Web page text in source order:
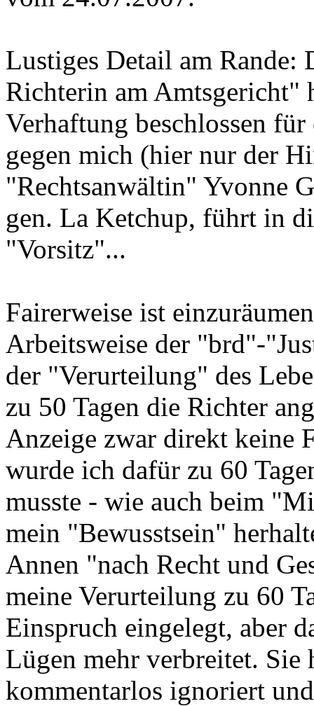
Lustiges Detail am
Richterin am Amtsgericht"
Verhaftung beschlossen für
gegen mich (hier nur der
"Rechtsanwältin" Yvonne
gen. La Ketchup, führt in
"Vorsitz"...
Fairerweise ist
Arbeitsweise der "brd"-
der "Verurteilung" des
zu 50 Tagen die Richter
Anzeige zwar direkt keine
wurde ich dafür zu 60
musste - wie auch beim
mein "Bewusstsein"
Annen "nach Recht und
meine Verurteilung zu 60
Einspruch eingelegt, aber
Lügen mehr verbreitet. Sie
kommentarlos ignoriert